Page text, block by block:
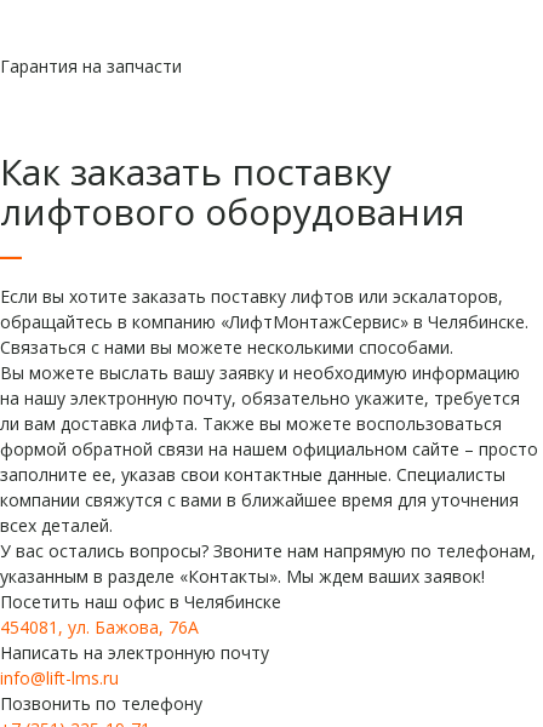
Гарантия на запчасти
Как заказать поставку
лифтового оборудования
Если вы хотите заказать поставку лифтов или эскалаторов,
обращайтесь в компанию «ЛифтМонтажСервис» в Челябинске.
Связаться с нами вы можете несколькими способами.
Вы можете выслать вашу заявку и необходимую информацию
на нашу электронную почту, обязательно укажите, требуется
ли вам доставка лифта. Также вы можете воспользоваться
формой обратной связи на нашем официальном сайте – просто
заполните ее, указав свои контактные данные. Специалисты
компании свяжутся с вами в ближайшее время для уточнения
всех деталей.
У вас остались вопросы? Звоните нам напрямую по телефонам,
указанным в разделе «Контакты». Мы ждем ваших заявок!
Посетить наш офис в Челябинске
454081, ул. Бажова, 76А
Написать на электронную почту
info@lift-lms.ru
Позвонить по телефону